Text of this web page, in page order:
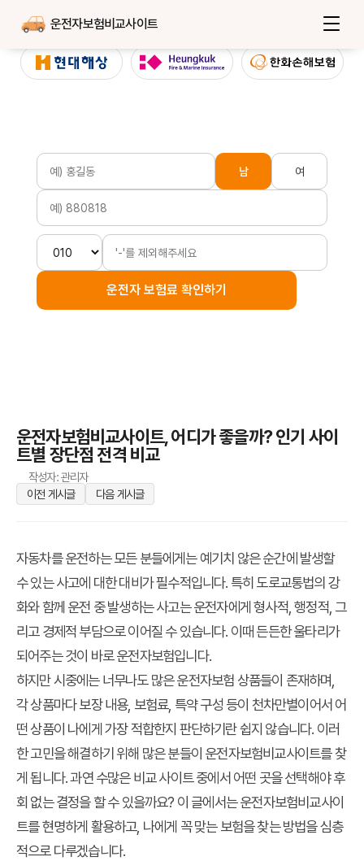
운전자보험비교사이트
남 여
운전자 보험료 확인하기
운전자보험비교사이트, 어디가 좋을까? 인기 사이
트별 장단점 전격 비교
작성자: 관리자
이전 게시글
다음 게시글
자동차를 운전하는 모든 분들에게는 예기치 않은 순간에 발생할
수 있는 사고에 대한 대비가 필수적입니다. 특히 도로교통법의 강
화와 함께 운전 중 발생하는 사고는 운전자에게 형사적, 행정적, 그
리고 경제적 부담으로 이어질 수 있습니다. 이때 든든한 울타리가
되어주는 것이 바로 운전자보험입니다.
하지만 시중에는 너무나도 많은 운전자보험 상품들이 존재하며,
각 상품마다 보장 내용, 보험료, 특약 구성 등이 천차만별이어서 어
떤 상품이 나에게 가장 적합한지 판단하기란 쉽지 않습니다. 이러
한 고민을 해결하기 위해 많은 분들이 운전자보험비교사이트를 찾
게 됩니다. 과연 수많은 비교 사이트 중에서 어떤 곳을 선택해야 후
회 없는 결정을 할 수 있을까요? 이 글에서는 운전자보험비교사이
트를 현명하게 활용하고, 나에게 꼭 맞는 보험을 찾는 방법을 심층
적으로 다루겠습니다.